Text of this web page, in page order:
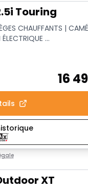
Touring
CHAUFFANTS |
...
16
XT